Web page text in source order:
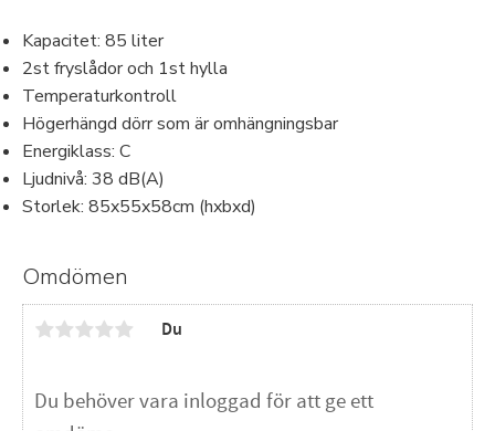
Kapacitet: 85 liter
2st fryslådor och 1st hylla
Temperaturkontroll
Högerhängd dörr som är omhängningsbar
Energiklass: C
Ljudnivå: 38 dB(A)
Storlek: 85x55x58cm (hxbxd)
Omdömen
Du